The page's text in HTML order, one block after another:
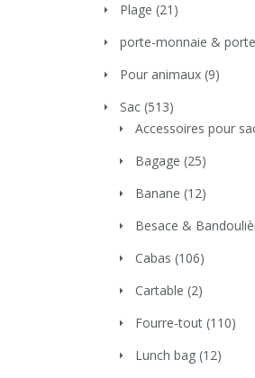
Plage (21)
porte-monnaie &
Pour animaux (9)
Sac (513)
Accessoires pour
Bagage (25)
Banane (12)
Besace &
Cabas (106)
Cartable (2)
Fourre-tout (110)
Lunch bag (12)